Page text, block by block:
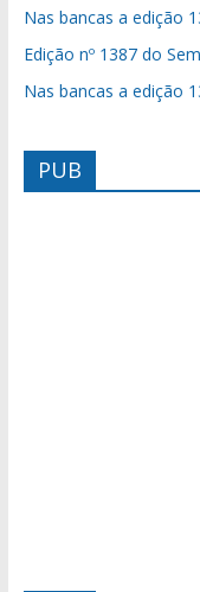
Nas bancas a edição
Edição nº 1387 do
Nas bancas a edição
PUB